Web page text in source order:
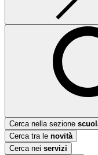
Cerca nella sezione
Cerca tra le novità
Cerca nei servizi